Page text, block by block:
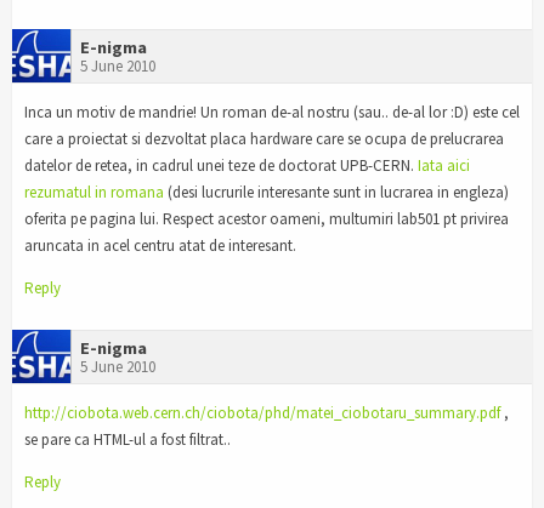
E-nigma
5 June 2010
Inca un motiv de mandrie! Un roman de-al nostru (sau.. de-al lor :D) este cel
care a proiectat si dezvoltat placa hardware care se ocupa de prelucrarea
datelor de retea, in cadrul unei teze de doctorat UPB-CERN. Iata aici
rezumatul in romana (desi lucrurile interesante sunt in lucrarea in engleza)
oferita pe pagina lui. Respect acestor oameni, multumiri lab501 pt privirea
aruncata in acel centru atat de interesant.
Reply
E-nigma
5 June 2010
http://ciobota.web.cern.ch/ciobota/phd/matei_ciobotaru_summary.pdf,
se pare ca HTML-ul a fost filtrat..
Reply